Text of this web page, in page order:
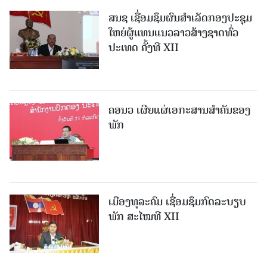
ສນຊ ເຊື່ອມຊຶມຜົນສໍາເລັດກອງປະຊຸມ
ໃຫຍ່ຜູ້ແທນແນວລາວສ້າງຊາດທົ່ວ
ປະເທດ ຄັ້ງທີ XII
ຄອນວ ເຜີຍແຜ່ເອກະສານສໍາຄັນຂອງ
ພັກ
ເມືອງທຸລະຄົມ ເຊື່ອມຊຶມກົດລະບຽບ
ພັກ ສະໄໝທີ XII